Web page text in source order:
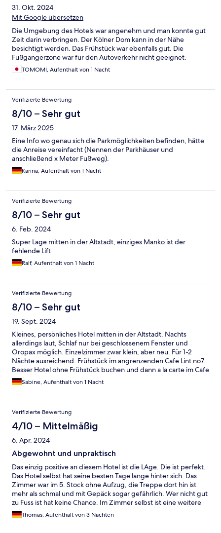
31. Okt. 2024
Mit Google übersetzen
Die Umgebung des Hotels war angenehm und man konnte gut
Zeit darin verbringen. Der Kölner Dom kann in der Nähe
besichtigt werden. Das Frühstück war ebenfalls gut. Die
Fußgängerzone war für den Autoverkehr nicht geeignet.
TOMOMI, Aufenthalt von 1 Nacht
Verifizierte Bewertung
8/10 – Sehr gut
17. März 2025
Eine Info wo genau sich die Parkmöglichkeiten befinden, hätte
die Anreise vereinfacht (Nennen der Parkhäuser und
anschließend x Meter Fußweg).
Karina, Aufenthalt von 1 Nacht
Verifizierte Bewertung
8/10 – Sehr gut
6. Feb. 2024
Super Lage mitten in der Altstadt, einziges Manko ist der
fehlende Lift
Ralf, Aufenthalt von 1 Nacht
Verifizierte Bewertung
8/10 – Sehr gut
19. Sept. 2024
Kleines, persönliches Hotel mitten in der Altstadt. Nachts
allerdings laut, Schlaf nur bei geschlossenem Fenster und
Oropax möglich. Einzelzimmer zwar klein, aber neu. Für 1-2
Nächte ausreichend. Frühstück im angrenzenden Cafe Lint no7.
Besser Hotel ohne Frühstück buchen und dann a la carte im Cafe
bestellen. Es gibt dort tolle Sachen, die aber im Hotelfrühstück
nicht inklusive sind!
Sabine, Aufenthalt von 1 Nacht
Verifizierte Bewertung
4/10 – Mittelmäßig
6. Apr. 2024
Abgewohnt und unpraktisch
Das einzig positive an diesem Hotel ist die LAge. Die ist perfekt.
Das Hotel selbst hat seine besten Tage lange hinter sich. Das
Zimmer war im 5. Stock ohne Aufzug, die Treppe dort hin ist
mehr als schmal und mit Gepäck sogar gefährlich. Wer nicht gut
zu Fuss ist hat keine Chance. Im Zimmer selbst ist eine weitere
sehr steile und schmale Treppe zum Schlafbereich. Hier findet
man ein viel zu schmales Bett, welches völlig durchgelegen war.
Thomas, Aufenthalt von 3 Nächten